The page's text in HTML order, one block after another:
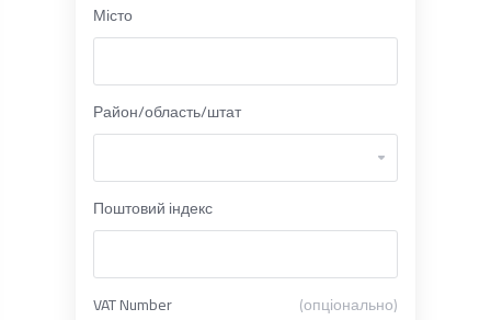
Місто
Район/область/штат
Поштовий індекс
VAT Number (опціонально)